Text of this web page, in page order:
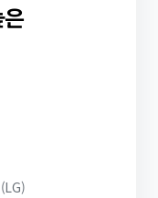
(LG)